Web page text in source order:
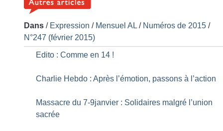
Dans / Expression / Mensuel AL / Numéros de 2015 /
N°247 (février 2015)
Edito : Comme en 14 !
Charlie Hebdo : Après l’émotion, passons à l’action
Massacre du 7-9janvier : Solidaires malgré l’union
sacrée